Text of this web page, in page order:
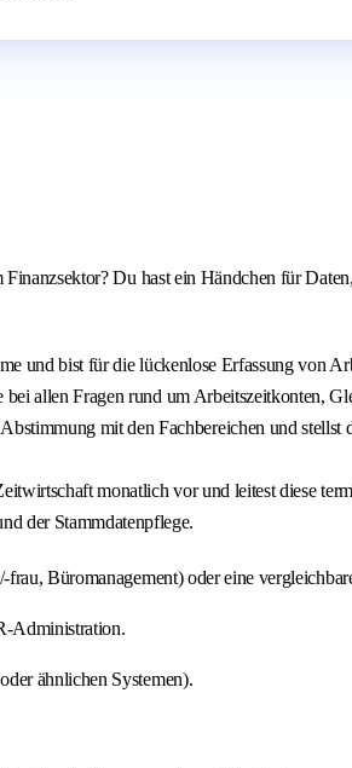
Du hast ein Händchen für
und bist für die lückenlose Erfassung von
allen Fragen rund um Arbeitszeitkonten,
mit den Fachbereichen und
monatlich vor und leitest diese
der Stammdatenpflege.
Büromanagement) oder eine
Administration.
ähnlichen Systemen).